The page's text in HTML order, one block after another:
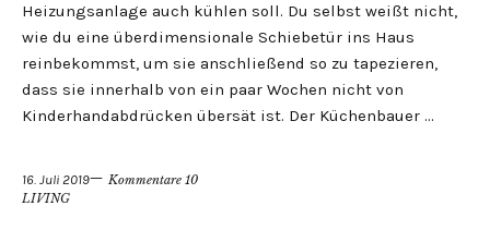
Heizungsanlage auch kühlen soll. Du selbst weißt nicht,
wie du eine überdimensionale Schiebetür ins Haus
reinbekommst, um sie anschließend so zu tapezieren,
dass sie innerhalb von ein paar Wochen nicht von
Kinderhandabdrücken übersät ist. Der Küchenbauer …
16. Juli 2019
Kommentare 10
LIVING